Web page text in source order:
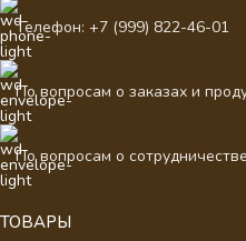
Телефон: +7 (999) 822-46-01
По вопросам о заказах и
По вопросам о
ТОВАРЫ